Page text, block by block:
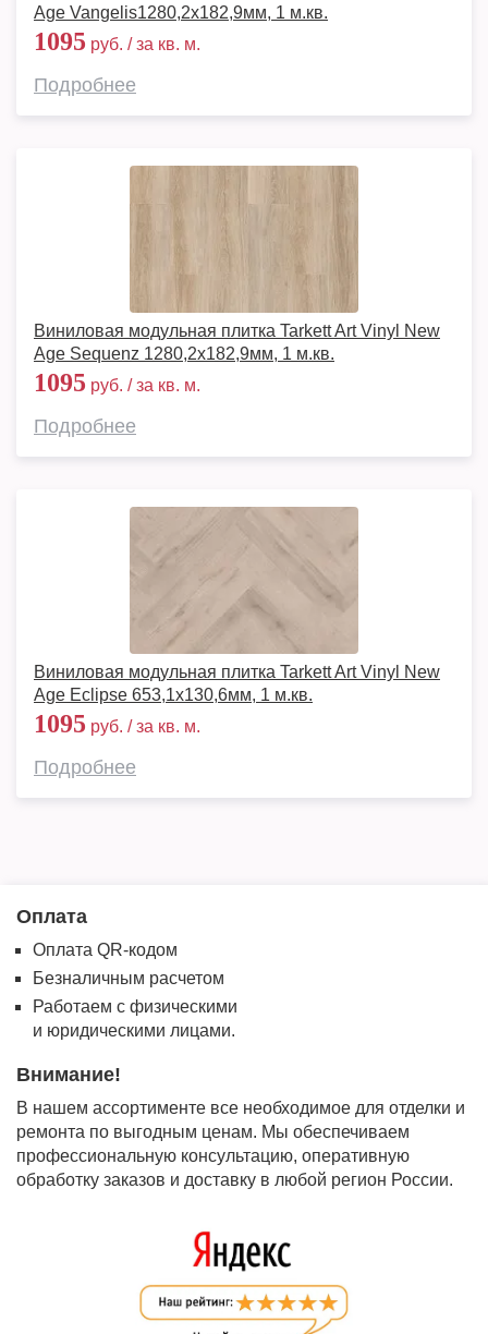
Age Vangelis1280,2х182,9мм, 1 м.кв.
1095 руб. / за кв. м.
Подробнее
Виниловая модульная плитка Tarkett Art Vinyl New
Age Sequenz 1280,2х182,9мм, 1 м.кв.
1095 руб. / за кв. м.
Подробнее
Виниловая модульная плитка Tarkett Art Vinyl New
Age Eclipse 653,1х130,6мм, 1 м.кв.
1095 руб. / за кв. м.
Подробнее
Оплата
Оплата QR-кодом
Безналичным расчетом
Работаем с физическими
и юридическими лицами.
Внимание!
В нашем ассортименте все необходимое для отделки и
ремонта по выгодным ценам. Мы обеспечиваем
профессиональную консультацию, оперативную
обработку заказов и доставку в любой регион России.